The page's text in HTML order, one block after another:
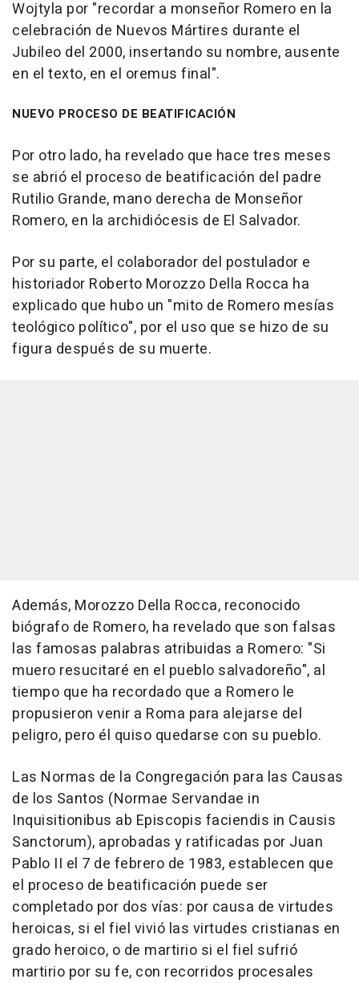
Wojtyla por "recordar a monseñor Romero en la
celebración de Nuevos Mártires durante el
Jubileo del 2000, insertando su nombre, ausente
en el texto, en el oremus final".
NUEVO PROCESO DE BEATIFICACIÓN
Por otro lado, ha revelado que hace tres meses
se abrió el proceso de beatificación del padre
Rutilio Grande, mano derecha de Monseñor
Romero, en la archidiócesis de El Salvador.
Por su parte, el colaborador del postulador e
historiador Roberto Morozzo Della Rocca ha
explicado que hubo un "mito de Romero mesías
teológico político", por el uso que se hizo de su
figura después de su muerte.
Además, Morozzo Della Rocca, reconocido
biógrafo de Romero, ha revelado que son falsas
las famosas palabras atribuidas a Romero: "Si
muero resucitaré en el pueblo salvadoreño", al
tiempo que ha recordado que a Romero le
propusieron venir a Roma para alejarse del
peligro, pero él quiso quedarse con su pueblo.
Las Normas de la Congregación para las Causas
de los Santos (Normae Servandae in
Inquisitionibus ab Episcopis faciendis in Causis
Sanctorum), aprobadas y ratificadas por Juan
Pablo II el 7 de febrero de 1983, establecen que
el proceso de beatificación puede ser
completado por dos vías: por causa de virtudes
heroicas, si el fiel vivió las virtudes cristianas en
grado heroico, o de martirio si el fiel sufrió
martirio por su fe, con recorridos procesales